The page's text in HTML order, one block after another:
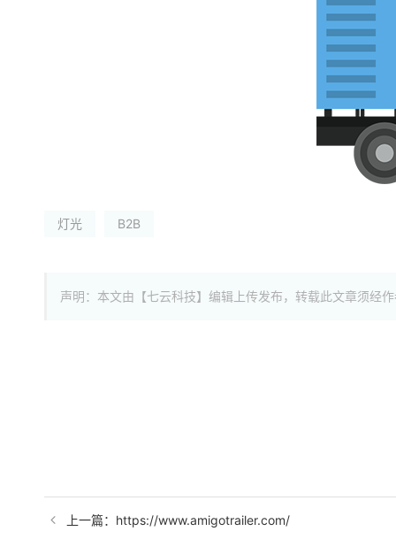
灯光 B2B
声明：本文由【七云科技】编辑上传发布，转载此文章须经
上一篇：https://www.amigotrailer.com/